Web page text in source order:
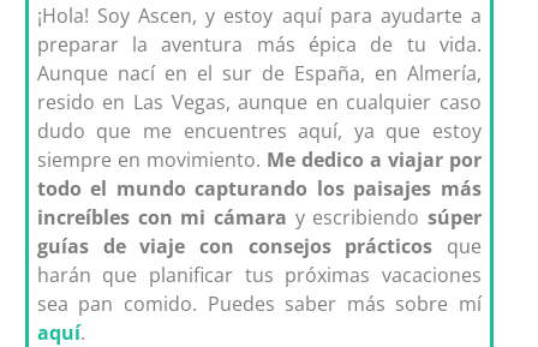
¡Hola! Soy Ascen, y estoy aquí para ayudarte a
preparar la aventura más épica de tu vida.
Aunque nací en el sur de España, en Almería,
resido en Las Vegas, aunque en cualquier caso
dudo que me encuentres aquí, ya que estoy
siempre en movimiento. Me dedico a viajar por
todo el mundo capturando los paisajes más
increíbles con mi cámara y escribiendo súper
guías de viaje con consejos prácticos que
harán que planificar tus próximas vacaciones
sea pan comido. Puedes saber más sobre mí
aquí.